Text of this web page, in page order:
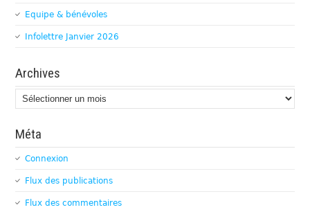
Equipe & bénévoles
Infolettre Janvier 2026
Archives
Archives
Méta
Connexion
Flux des publications
Flux des commentaires